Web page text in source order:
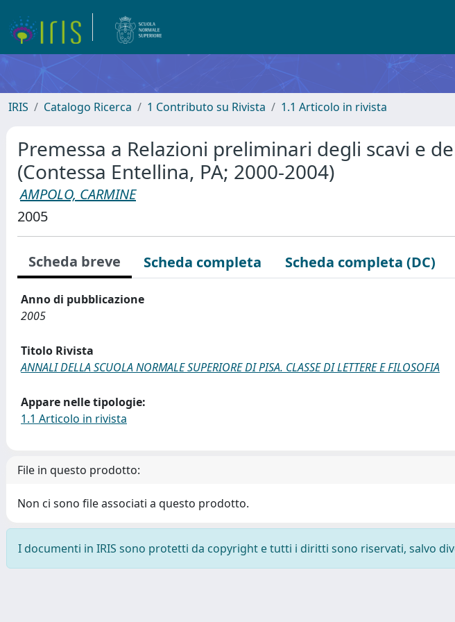
IRIS Catalogo Ricerca 1 Contributo su Rivista 1.1 Articolo in rivista
Premessa a Relazioni preliminari degli scavi e
(Contessa Entellina, PA; 2000-2004)
AMPOLO, CARMINE
2005
Scheda breve Scheda completa Scheda completa (DC)
Anno di pubblicazione
2005
Titolo Rivista
ANNALI DELLA SCUOLA NORMALE SUPERIORE DI PISA. CLASSE DI LETTERE E FILOSOFIA
Appare nelle tipologie:
1.1 Articolo in rivista
File in questo prodotto:
Non ci sono file associati a questo prodotto.
I documenti in IRIS sono protetti da copyright e tutti i diritti sono riservati, salvo